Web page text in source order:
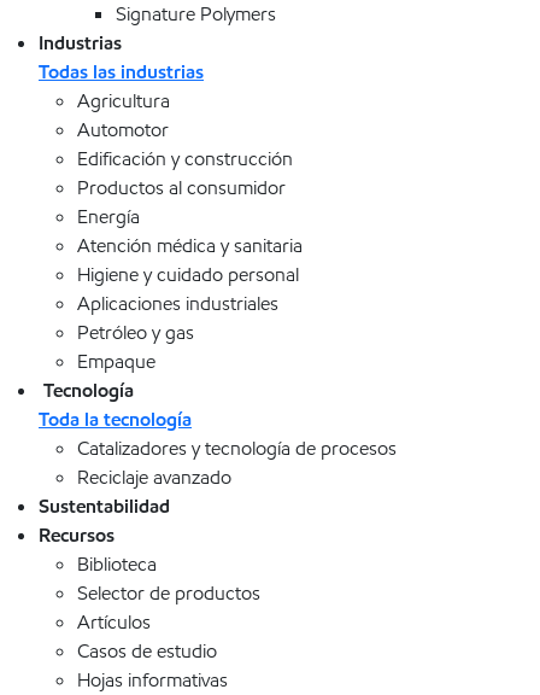
Signature Polymers
Industrias
Todas las industrias
Agricultura
Automotor
Edificación y construcción
Productos al consumidor
Energía
Atención médica y sanitaria
Higiene y cuidado personal
Aplicaciones industriales
Petróleo y gas
Empaque
Tecnología
Toda la tecnología
Catalizadores y tecnología de procesos
Reciclaje avanzado
Sustentabilidad
Recursos
Biblioteca
Selector de productos
Artículos
Casos de estudio
Hojas informativas